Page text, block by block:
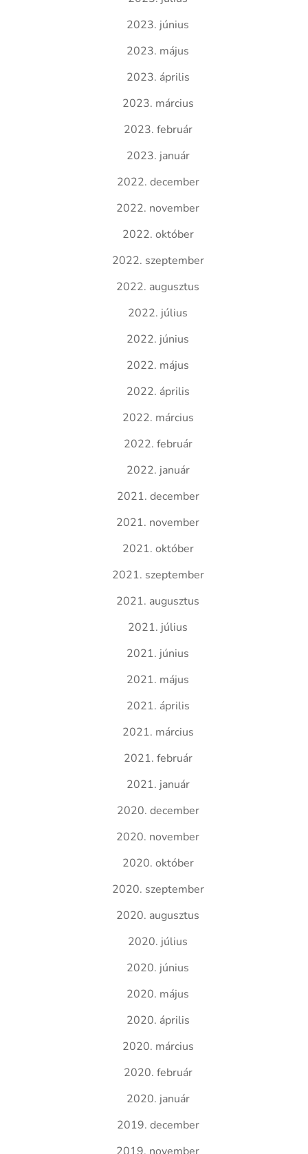
2023. június
2023. május
2023. április
2023. március
2023. február
2023. január
2022. december
2022. november
2022. október
2022. szeptember
2022. augusztus
2022. július
2022. június
2022. május
2022. április
2022. március
2022. február
2022. január
2021. december
2021. november
2021. október
2021. szeptember
2021. augusztus
2021. július
2021. június
2021. május
2021. április
2021. március
2021. február
2021. január
2020. december
2020. november
2020. október
2020. szeptember
2020. augusztus
2020. július
2020. június
2020. május
2020. április
2020. március
2020. február
2020. január
2019. december